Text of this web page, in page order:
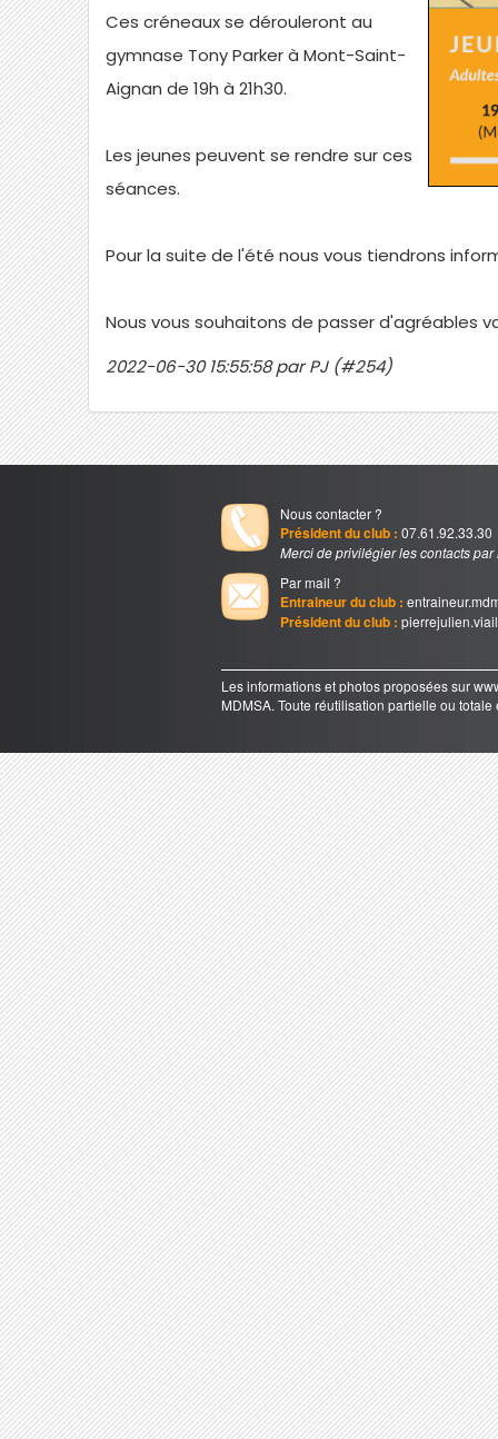
Ces créneaux se dérouleront au
gymnase Tony Parker à Mont-Saint-
Aignan de 19h à 21h30.
Les jeunes peuvent se rendre sur ces
séances.
Pour la suite de l'été nous vous tiendrons
Nous vous souhaitons de passer d'agréables
2022-06-30 15:55:58 par PJ (#254)
Nous contacter ?
Président du club : 07.61.92.33.30
Merci de privilégier les contacts par
Par mail ?
Entraineur du club :
Président du club :
Les informations et photos proposées sur
MDMSA. Toute réutilisation partielle ou totale